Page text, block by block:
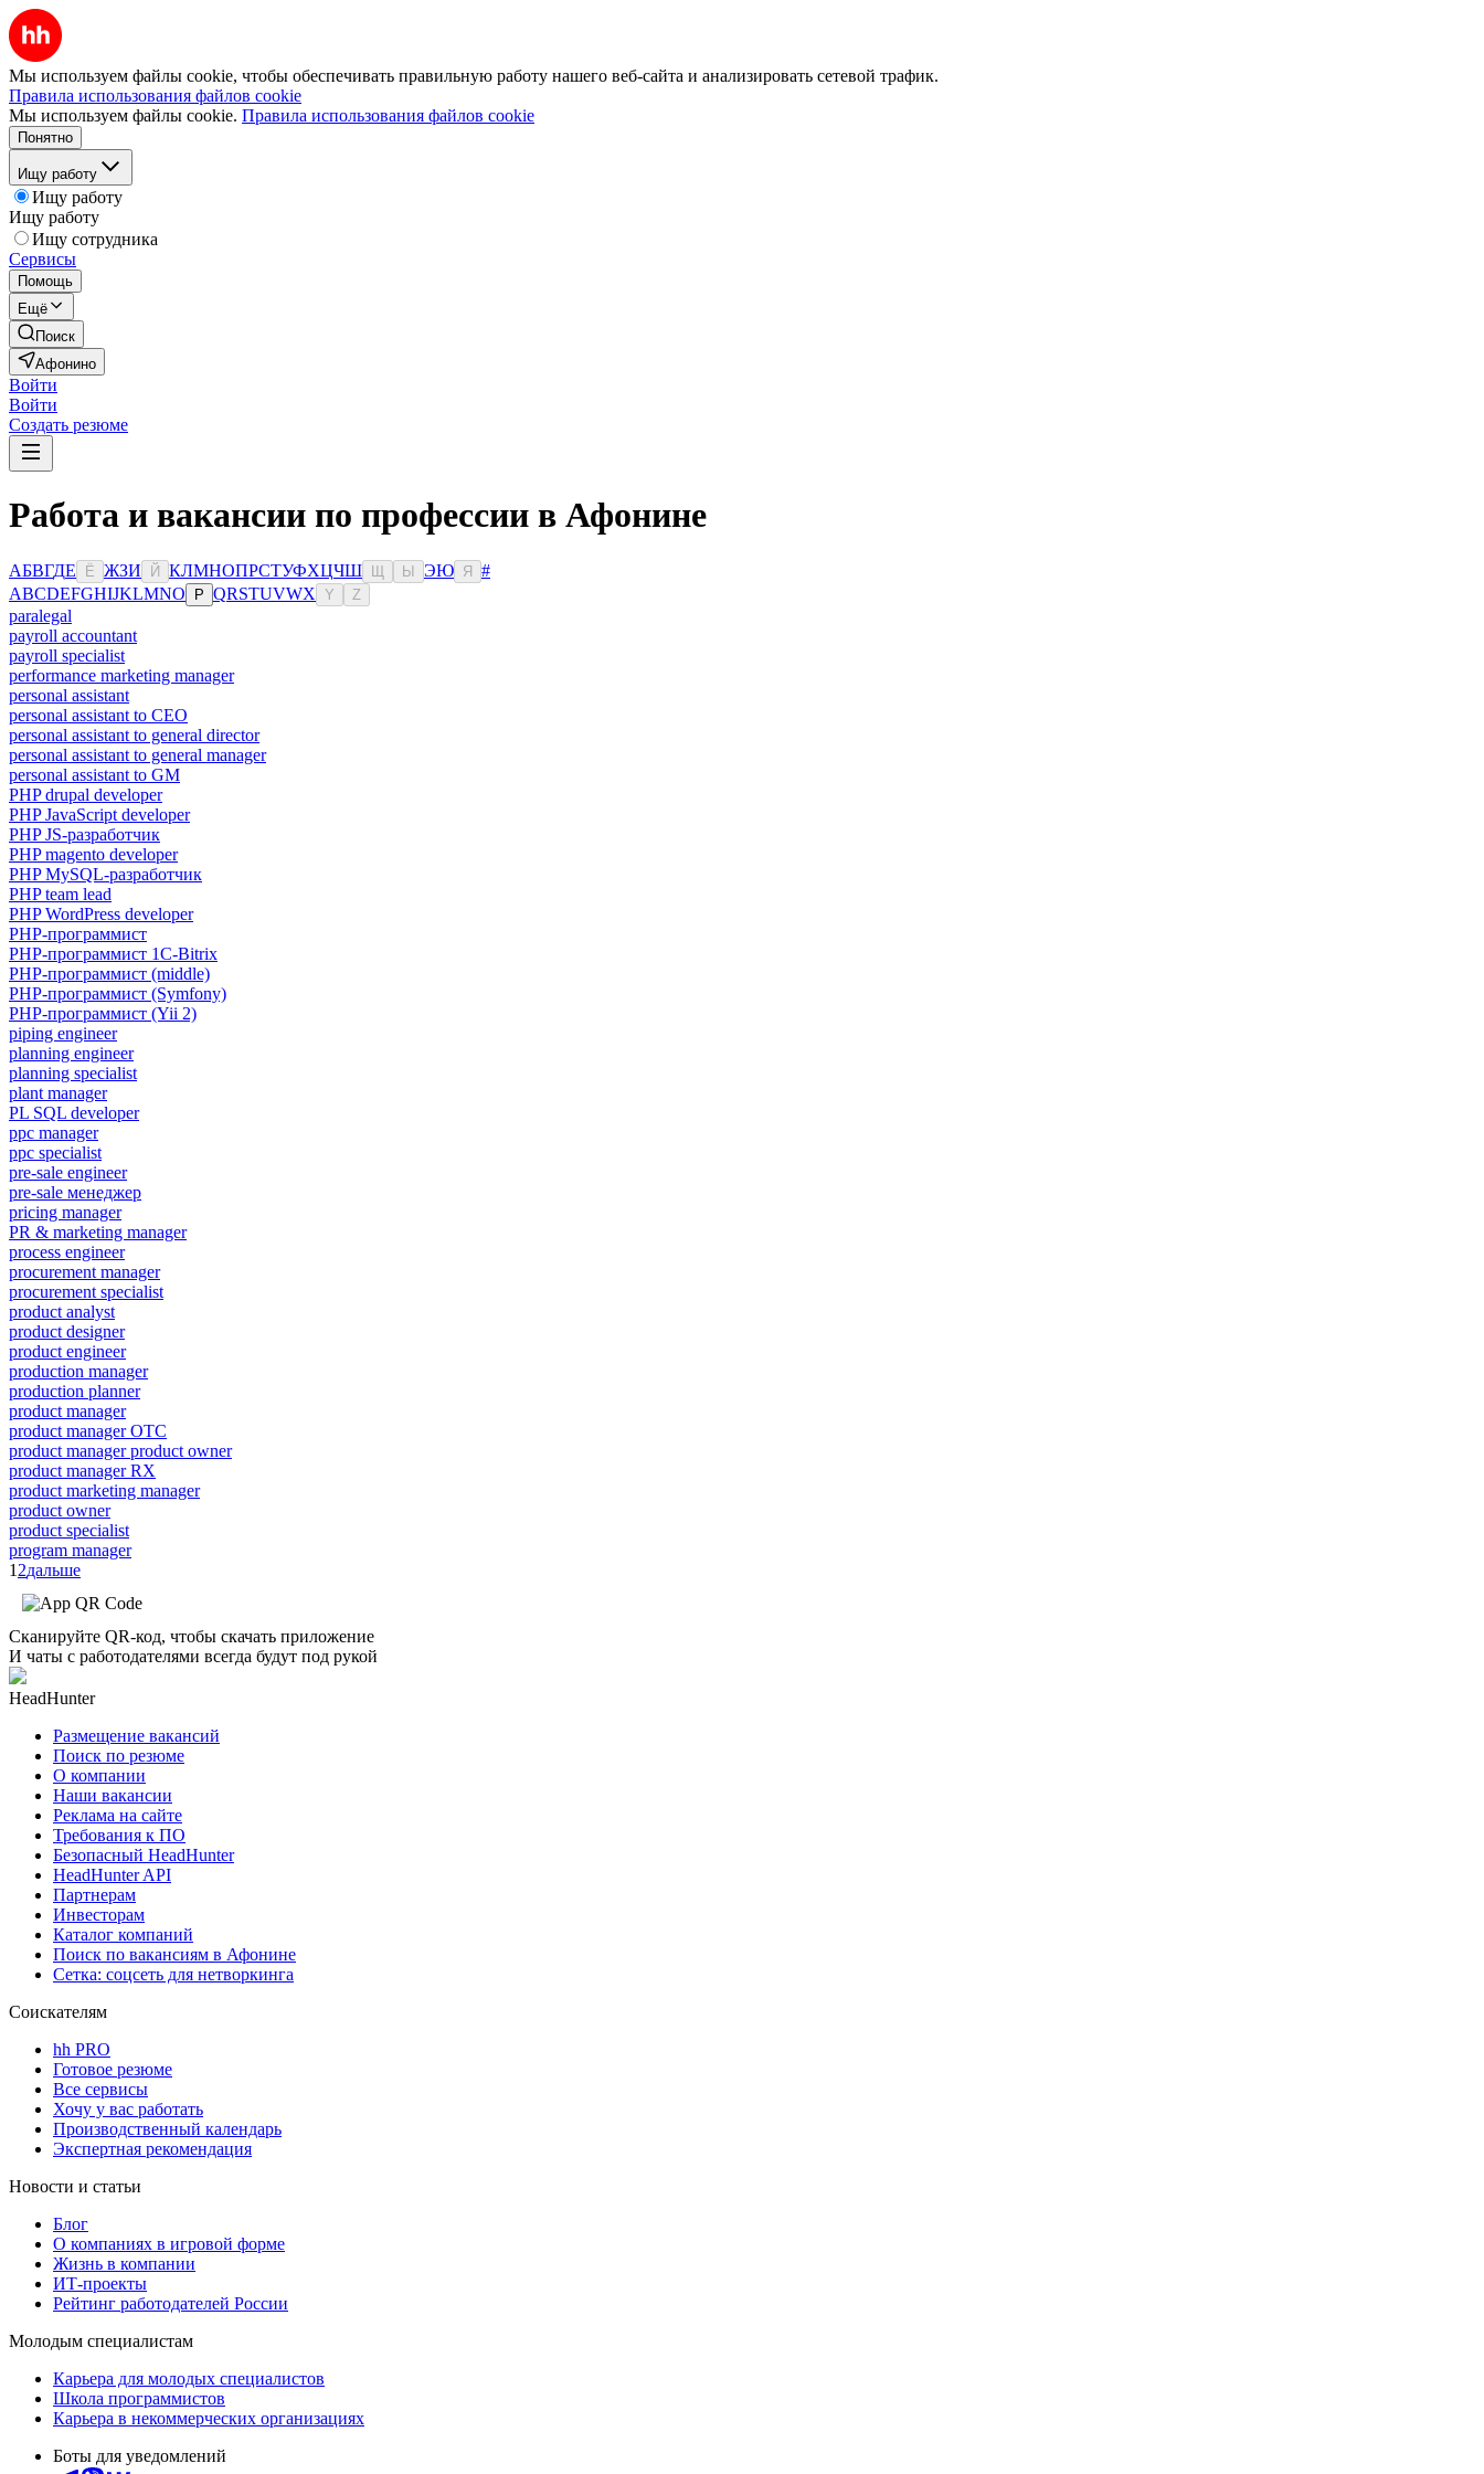
Мы используем файлы cookie, чтобы обеспечивать правильную работу нашего веб-сайта и анализировать сетевой трафик.
Правила использования файлов cookie
Мы используем файлы cookie. Правила использования файлов cookie
Понятно
Ищу работу
Ищу работу
Ищу работу
Ищу сотрудника
Сервисы
Помощь
Ещё
Поиск
Афонино
Войти
Войти
Создать резюме
Работа и вакансии по профессии в Афонине
АБВГДЕ Ё ЖЗИ Й КЛМНОПРСТУФХЦЧШ Ы ЭЮ Я
#
ABCDEFGHIJKLMNO P QRSTUVWX Y Z
paralegal
payroll accountant
payroll specialist
performance marketing manager
personal assistant
personal assistant to CEO
personal assistant to general director
personal assistant to general manager
personal assistant to GM
PHP drupal developer
PHP JavaScript developer
PHP JS-разработчик
PHP magento developer
PHP MySQL-разработчик
PHP team lead
PHP WordPress developer
PHP-программист
PHP-программист 1C-Bitrix
PHP-программист (middle)
PHP-программист (Symfony)
PHP-программист (Yii 2)
piping engineer
planning engineer
planning specialist
plant manager
PL SQL developer
ppc manager
ppc specialist
pre-sale engineer
pre-sale менеджер
pricing manager
PR & marketing manager
process engineer
procurement manager
procurement specialist
product analyst
product designer
product engineer
production manager
production planner
product manager
product manager OTC
product manager product owner
product manager RX
product marketing manager
product owner
product specialist
program manager
1 2дальше
Сканируйте QR-код, чтобы скачать приложение
И чаты с работодателями всегда будут под рукой
HeadHunter
Размещение вакансий
Поиск по резюме
О компании
Наши вакансии
Реклама на сайте
Требования к ПО
Безопасный HeadHunter
HeadHunter API
Партнерам
Инвесторам
Каталог компаний
Поиск по вакансиям в Афонине
Сетка: соцсеть для нетворкинга
Соискателям
hh PRO
Готовое резюме
Все сервисы
Хочу у вас работать
Производственный календарь
Экспертная рекомендация
Новости и статьи
Блог
О компаниях в игровой форме
Жизнь в компании
ИТ-проекты
Рейтинг работодателей России
Молодым специалистам
Карьера для молодых специалистов
Школа программистов
Карьера в некоммерческих организациях
Боты для уведомлений